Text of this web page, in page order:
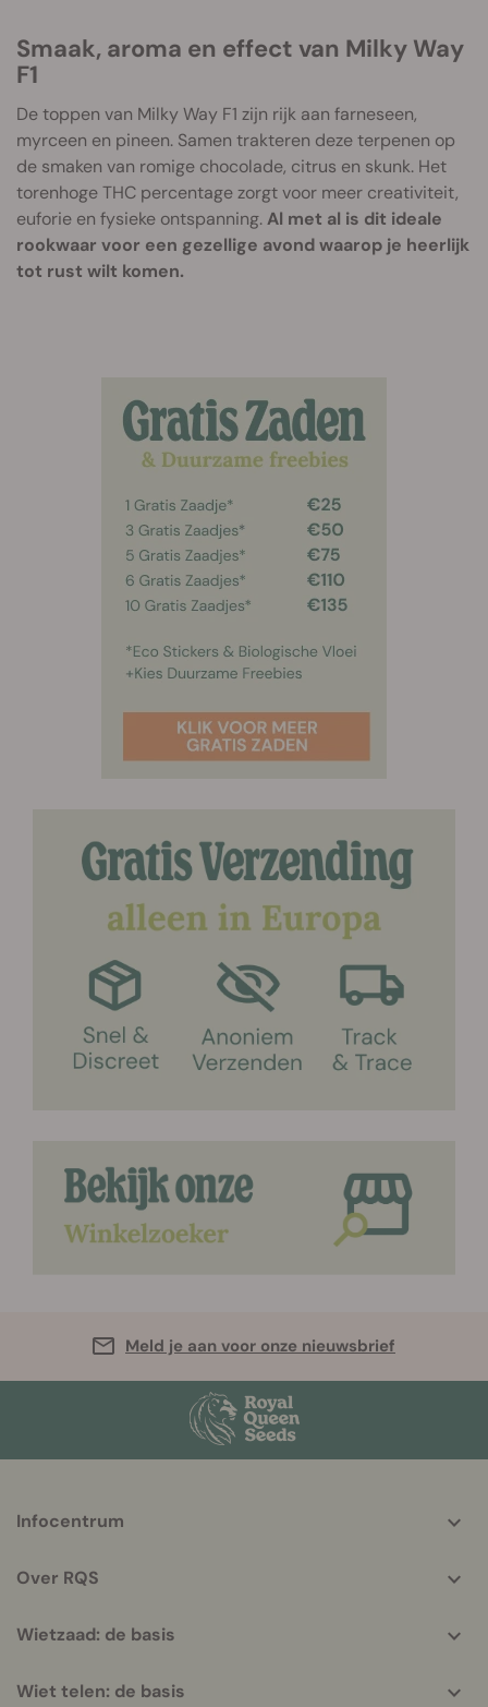
Smaak, aroma en effect van Milky Way
F1
De toppen van Milky Way F1 zijn rijk aan farneseen,
myrceen en pineen. Samen trakteren deze terpenen op
de smaken van romige chocolade, citrus en skunk. Het
torenhoge THC percentage zorgt voor meer creativiteit,
euforie en fysieke ontspanning.Al met al is dit ideale
rookwaar voor een gezellige avond waarop je heerlijk
tot rust wilt komen.
Meld je aan voor onze nieuwsbrief
helpful
Infocentrum
Over RQS
Wietzaad: de basis
Wiet telen: de basis